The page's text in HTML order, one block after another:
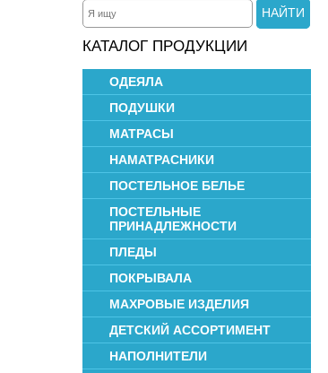
НАЙТИ
КАТАЛОГ ПРОДУКЦИИ
ОДЕЯЛА
ПОДУШКИ
МАТРАСЫ
НАМАТРАСНИКИ
ПОСТЕЛЬНОЕ БЕЛЬЕ
ПОСТЕЛЬНЫЕ
ПРИНАДЛЕЖНОСТИ
ПЛЕДЫ
ПОКРЫВАЛА
МАХРОВЫЕ ИЗДЕЛИЯ
ДЕТСКИЙ АССОРТИМЕНТ
НАПОЛНИТЕЛИ